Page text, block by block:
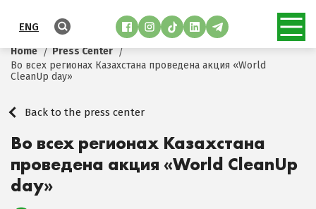
ENG
Home
Press Center
Во всех регионах Казахстана проведена акция «World
CleanUp day»
Back to the press center
Во всех регионах Казахстана
проведена акция «World CleanUp
day»